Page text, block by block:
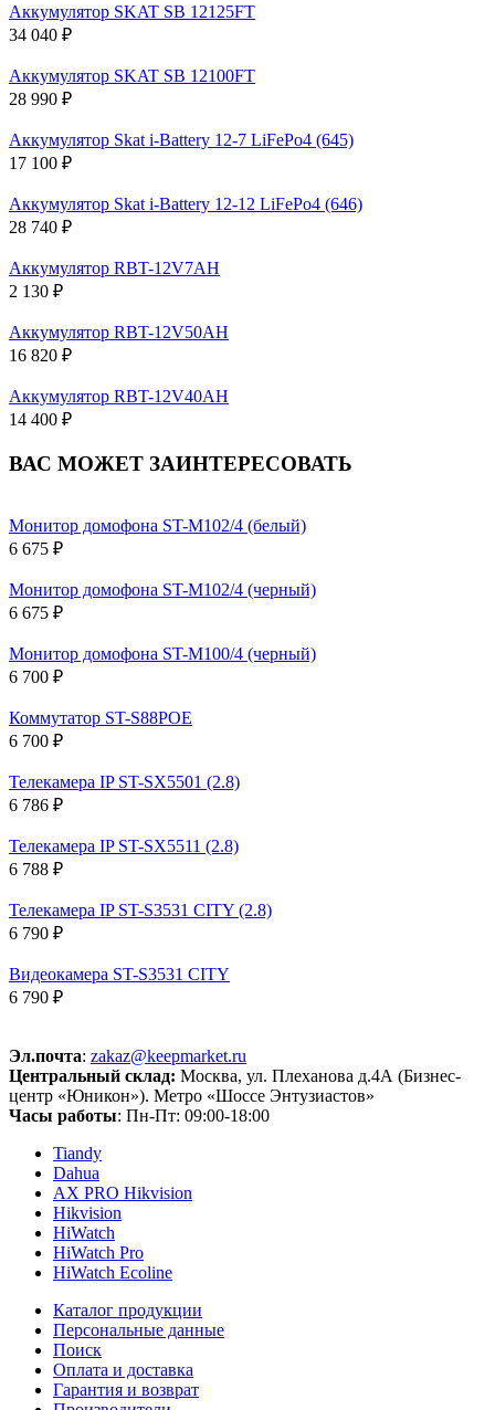
Аккумулятор SKAT SB 12125FT
34 040 ₽
Аккумулятор SKAT SB 12100FT
28 990 ₽
Аккумулятор Skat i-Battery 12-7 LiFePo4 (645)
17 100 ₽
Аккумулятор Skat i-Battery 12-12 LiFePo4 (646)
28 740 ₽
Аккумулятор RBT-12V7AH
2 130 ₽
Аккумулятор RBT-12V50AH
16 820 ₽
Аккумулятор RBT-12V40AH
14 400 ₽
ВАС МОЖЕТ ЗАИНТЕРЕСОВАТЬ
Монитор домофона ST-M102/4 (белый)
6 675 ₽
Монитор домофона ST-M102/4 (черный)
6 675 ₽
Монитор домофона ST-M100/4 (черный)
6 700 ₽
Коммутатор ST-S88POE
6 700 ₽
Телекамера IP ST-SX5501 (2.8)
6 786 ₽
Телекамера IP ST-SX5511 (2.8)
6 788 ₽
Телекамера IP ST-S3531 CITY (2.8)
6 790 ₽
Видеокамера ST-S3531 CITY
6 790 ₽
Эл.почта: zakaz@keepmarket.ru
Центральный склад: Москва, ул. Плеханова д.4А (Бизнес-
центр «Юникон»). Метро «Шоссе Энтузиастов»
Часы работы: Пн-Пт: 09:00-18:00
Tiandy
Dahua
AX PRO Hikvision
Hikvision
HiWatch
HiWatch Pro
HiWatch Ecoline
Каталог продукции
Персональные данные
Поиск
Оплата и доставка
Гарантия и возврат